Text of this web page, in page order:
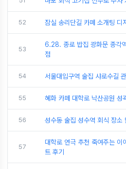
52 잠실 송리단길 카페 소개팅 디
53
6.28. 종로 밥집 광화문 종각
점
54 서울대입구역 술집 샤로수길
55 혜화 카페 대학로 낙산공원 성
56 성수동 술집 성수역 회식 장소
57
대학로 연극 추천 죽여주는 이
트 후기